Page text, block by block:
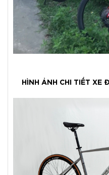
HÌNH ẢNH CHI TIẾT